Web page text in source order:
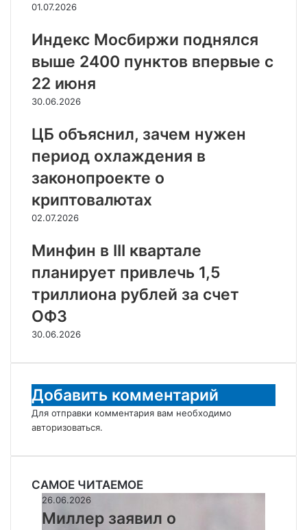
01.07.2026
Индекс Мосбиржи поднялся
выше 2400 пунктов впервые с
22 июня
30.06.2026
ЦБ объяснил, зачем нужен
период охлаждения в
законопроекте о
криптовалютах
02.07.2026
Минфин в III квартале
планирует привлечь 1,5
триллиона рублей за счет
ОФЗ
30.06.2026
Добавить комментарий
Для отправки комментария вам необходимо
авторизоваться.
САМОЕ ЧИТАЕМОЕ
Миллер
заявил
26.06.2026
Миллер заявил о